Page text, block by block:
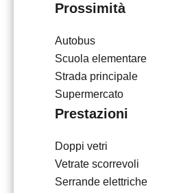
Prossimità
Autobus
Scuola elementare
Strada principale
Supermercato
Prestazioni
Doppi vetri
Vetrate scorrevoli
Serrande elettriche